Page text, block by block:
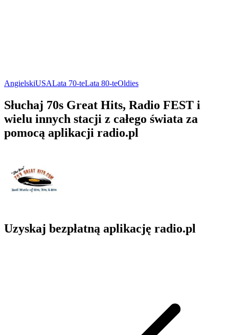
AngielskiUSALata 70-teLata 80-teOldies
Słuchaj 70s Great Hits, Radio FEST i
wielu innych stacji z całego świata za
pomocą aplikacji radio.pl
Uzyskaj bezpłatną aplikację radio.pl